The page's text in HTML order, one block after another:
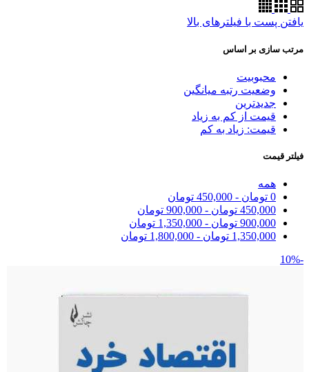
یافتن پست با فیلترهای بالا
مرتب سازی بر اساس
محبوبیت
وضعیت رتبه میانگین
جدیدترین
قیمت از کم به زیاد
قیمت: زیاد به کم
فیلتر قیمت
همه
0 تومان -
450,000 تومان
450,000 تومان -
900,000 تومان
900,000 تومان -
1,350,000 تومان
1,350,000 تومان -
1,800,000 تومان
-10%